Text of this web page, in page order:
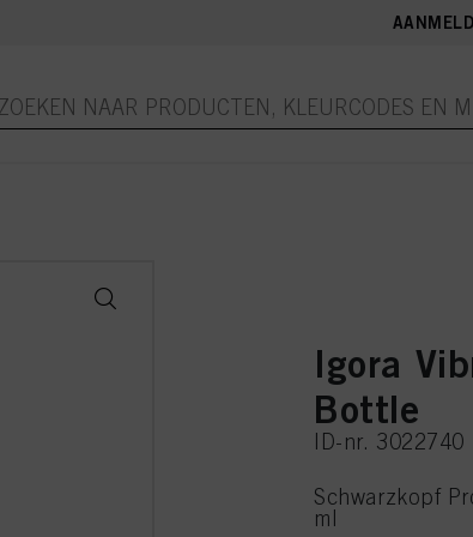
Igora
Bottle
ID-nr. 3022740
Schwarzkopf
ml